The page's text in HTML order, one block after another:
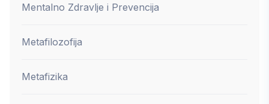
Mentalno Zdravlje i Prevencija
Metafilozofija
Metafizika